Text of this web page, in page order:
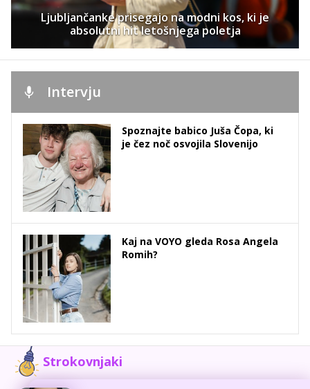
Ljubljančanke prisegajo na modni kos, ki je
absolutni hit letošnjega poletja
Intervju
Spoznajte babico Juša Čopa, ki
je čez noč osvojila Slovenijo
Kaj na VOYO gleda Rosa Angela
Romih?
Strokovnjaki